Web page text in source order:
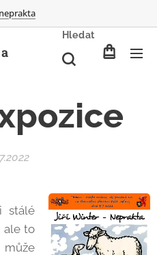
Hledat
stálé
ale to